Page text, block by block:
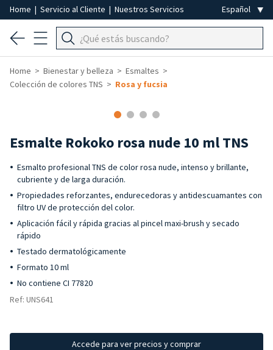
Home | Servicio al Cliente | Nuestros Servicios
Home Bienestar y belleza
Esmaltes
Colección de colores TNS
Rosa y fucsia
Esmalte Rokoko rosa nude 10 ml TNS
Esmalto profesional TNS de color rosa nude, intenso y brillante,
cubriente y de larga duración.
Propiedades reforzantes, endurecedoras y antidescuamantes con
filtro UV de protección del color.
Aplicación fácil y rápida gracias al pincel maxi-brush y secado
rápido
Testado dermatológicamente
Formato 10 ml
No contiene CI 77820
Ref: UNS641
Accede para ver precios y comprar